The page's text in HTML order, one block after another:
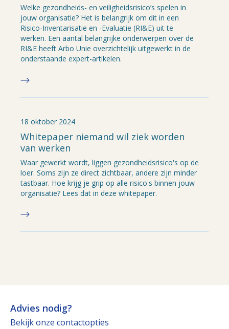
Welke gezondheids- en veiligheidsrisico’s spelen in
jouw organisatie? Het is belangrijk om dit in een
Risico-Inventarisatie en -Evaluatie (RI&E) uit te
werken. Een aantal belangrijke onderwerpen over de
RI&E heeft Arbo Unie overzichtelijk uitgewerkt in de
onderstaande expert-artikelen.
18 oktober 2024
Whitepaper niemand wil ziek worden
van werken
Waar gewerkt wordt, liggen gezondheidsrisico's op de
loer. Soms zijn ze direct zichtbaar, andere zijn minder
tastbaar. Hoe krijg je grip op alle risico's binnen jouw
organisatie? Lees dat in deze whitepaper.
Advies nodig?
Bekijk onze contactopties